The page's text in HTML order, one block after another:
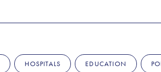
HOSPITALS EDUCATION